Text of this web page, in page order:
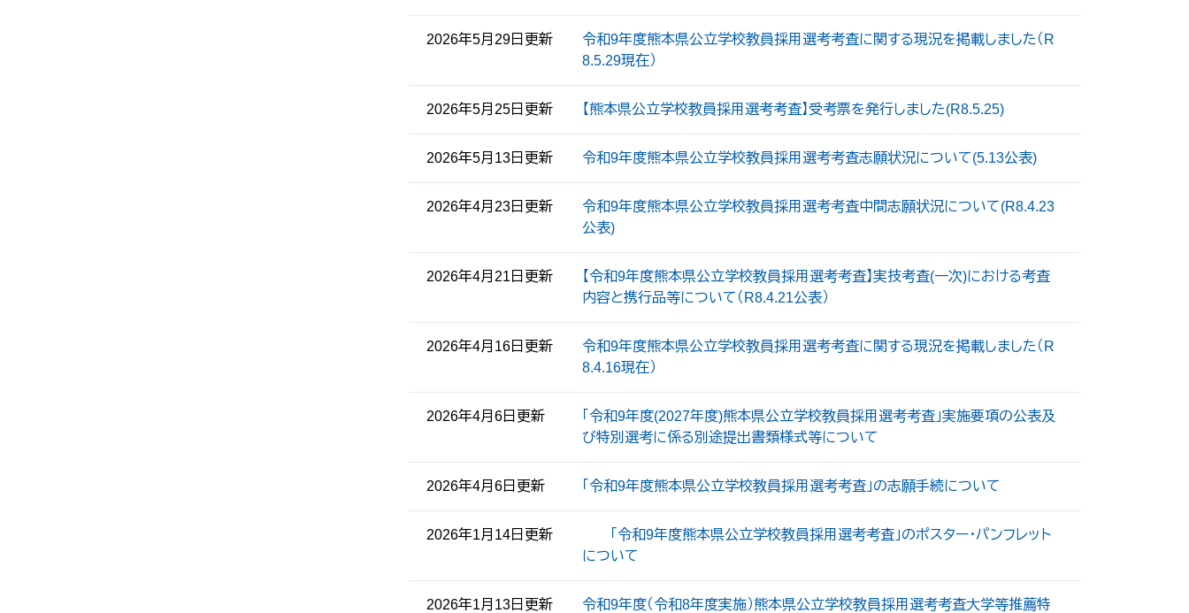
2026年5月29日更新
令和9年度熊本県公立学校教員採用選考考査に関する現況を掲載しました（R
8.5.29現在）
2026年5月25日更新 【熊本県公立学校教員採用選考考査】受考票を発行しました(R8.5.25)
2026年5月13日更新 令和9年度熊本県公立学校教員採用選考考査志願状況について(5.13公表)
2026年4月23日更新
令和9年度熊本県公立学校教員採用選考考査中間志願状況について(R8.4.23
公表)
2026年4月21日更新
【令和9年度熊本県公立学校教員採用選考考査】実技考査(一次)における考査
内容と携行品等について（R8.4.21公表）
2026年4月16日更新
令和9年度熊本県公立学校教員採用選考考査に関する現況を掲載しました（R
8.4.16現在）
2026年4月6日更新
「令和9年度(2027年度)熊本県公立学校教員採用選考考査」実施要項の公表及
び特別選考に係る別途提出書類様式等について
2026年4月6日更新 「令和9年度熊本県公立学校教員採用選考考査」の志願手続について
2026年1月14日更新
「令和9年度熊本県公立学校教員採用選考考査」のポスター・パンフレット
について
2026年1月13日更新
令和9年度（令和8年度実施）熊本県公立学校教員採用選考考査大学等推薦特